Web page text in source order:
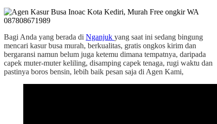
Bagi Anda yang berada di Nganjuk yang saat ini sedang bingung
mencari kasur busa murah, berkualitas, gratis ongkos kirim dan
bergaransi namun belum juga ketemu dimana tempatnya, daripada
capek muter-muter keliling, disamping capek tenaga, rugi waktu dan
pastinya boros bensin, lebih baik pesan saja di Agen Kami,